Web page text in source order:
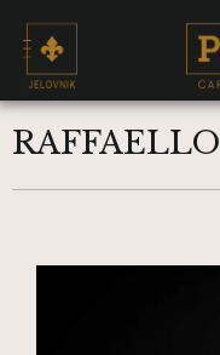
RAFFAELLO